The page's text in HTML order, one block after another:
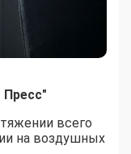
всего
на воздушных